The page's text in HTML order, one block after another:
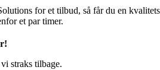
for et tilbud, så får du en
et par timer.
straks tilbage.